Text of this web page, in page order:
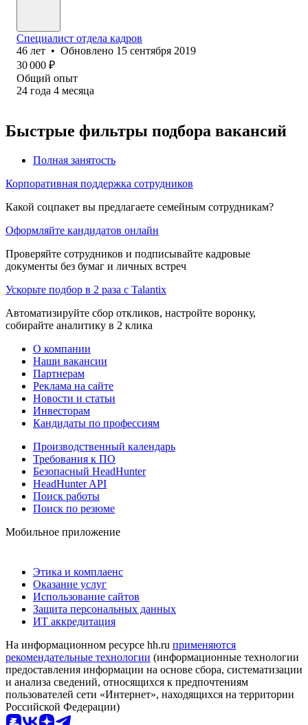
Специалист отдела кадров
46 лет • Обновлено 15 сентября 2019
30 000 ₽
Общий опыт
24 года 4 месяца
Быстрые фильтры подбора вакансий
Полная занятость
Корпоративная поддержка сотрудников
Какой соцпакет вы предлагаете семейным сотрудникам?
Оформляйте кандидатов онлайн
Проверяйте сотрудников и подписывайте кадровые
документы без бумаг и личных встреч
Ускорьте подбор в 2 раза с Talantix
Автоматизируйте сбор откликов, настройте воронку,
собирайте аналитику в 2 клика
О компании
Наши вакансии
Партнерам
Реклама на сайте
Новости и статьи
Инвесторам
Кандидаты по профессиям
Производственный календарь
Требования к ПО
Безопасный HeadHunter
HeadHunter API
Поиск работы
Поиск по резюме
Мобильное приложение
Этика и комплаенс
Оказание услуг
Использование сайтов
Защита персональных данных
ИТ аккредитация
На информационном ресурсе hh.ru применяются
рекомендательные технологии (информационные технологии
предоставления информации на основе сбора, систематизации
и анализа сведений, относящихся к предпочтениям
пользователей сети «Интернет», находящихся на территории
Российской Федерации)